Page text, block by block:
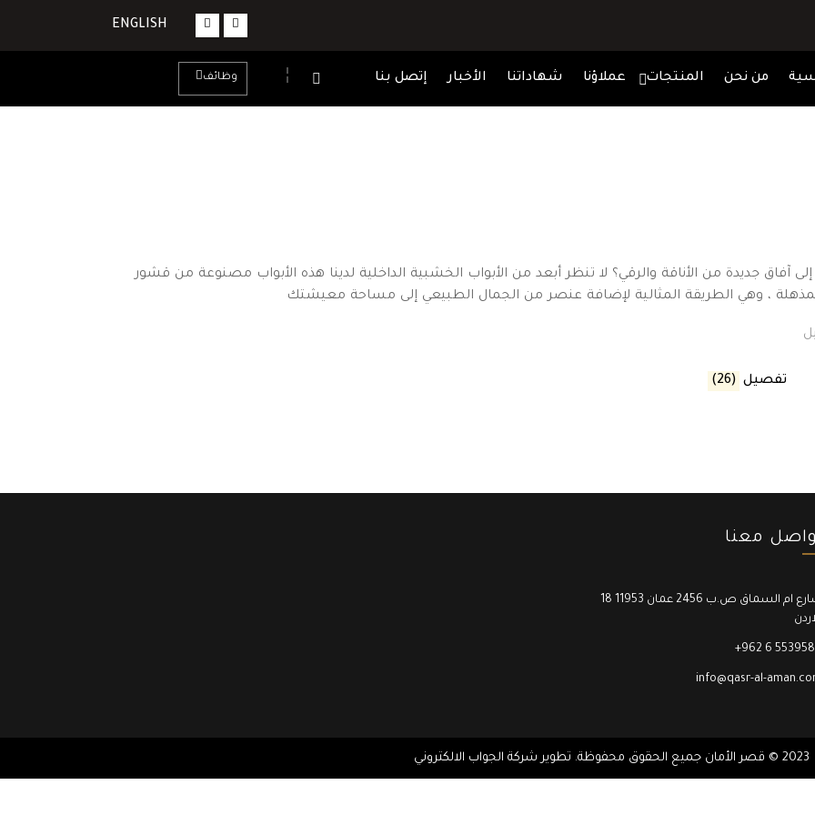
ENGLISH
من نحن المنتجات عملاؤنا شهاداتنا الأخبار إتصل بنا وظائف
جديدة من الأناقة والرقي؟ لا تنظر أبعد من الأبواب الخشبية الداخلية لدينا هذه الأبواب مصنوعة من قشور
، وهي الطريقة المثالية لإضافة عنصر من الجمال الطبيعي إلى مساحة معيشتك
تفصيل (26)
معنا
18 شارع ام السماق ص.ب 2456 عمان 11953
+962 6
info@qasr-al-
2023 © قصر الأمان جميع الحقوق محفوظة. تطوير شركة الجواب الالكتروني